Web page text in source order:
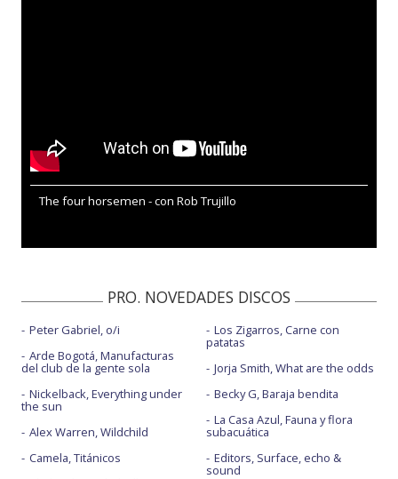
The four horsemen - con Rob Trujillo
PRO. NOVEDADES DISCOS
Peter Gabriel, o/i
Arde Bogotá, Manufacturas
del club de la gente sola
Nickelback, Everything under
the sun
Alex Warren, Wildchild
Camela, Titánicos
Los Zigarros, Carne con
patatas
Jorja Smith, What are the odds
Becky G, Baraja bendita
La Casa Azul, Fauna y flora
subacuática
Editors, Surface, echo &
sound